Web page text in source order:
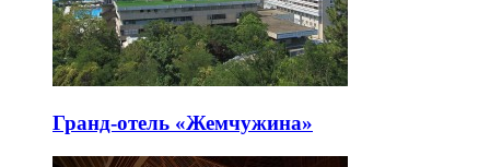
Гранд-отель «Жемчужина»